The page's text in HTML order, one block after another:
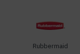
Rubbermaid